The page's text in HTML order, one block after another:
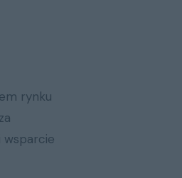
rynku
wsparcie